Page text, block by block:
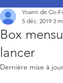
Box
lancer
Yoann de Co-
5 déc. 2019 3
Dernière mise à